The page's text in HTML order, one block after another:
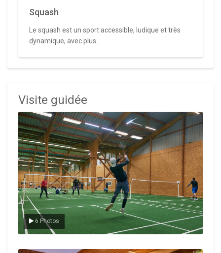
Squash
Le squash est un sport accessible, ludique et très
dynamique, avec plus...
Visite guidée
6 Photos
Le badminton